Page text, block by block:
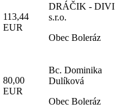
113,44
EUR
DRÁČIK - DIVI
s.r.o.
Obec Boleráz
80,00
EUR
Bc. Dominika
Dulíková
Obec Boleráz